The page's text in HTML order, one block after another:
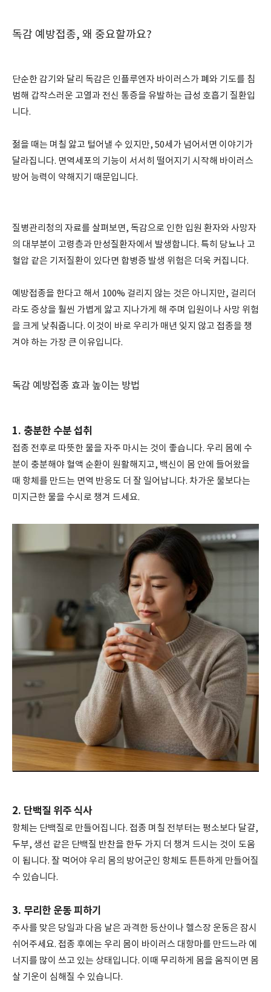
독감 예방접종, 왜 중요할까요?
단순한 감기와 달리 독감은 인플루엔자 바이러스가 폐와 기도를 침
범해 갑작스러운 고열과 전신 통증을 유발하는 급성 호흡기 질환입
니다.
젊을 때는 며칠 앓고 털어낼 수 있지만, 50세가 넘어서면 이야기가
달라집니다. 면역세포의 기능이 서서히 떨어지기 시작해 바이러스
방어 능력이 약해지기 때문입니다.
질병관리청의 자료를 살펴보면, 독감으로 인한 입원 환자와 사망자
의 대부분이 고령층과 만성질환자에서 발생합니다. 특히 당뇨나 고
혈압 같은 기저질환이 있다면 합병증 발생 위험은 더욱 커집니다.
예방접종을 한다고 해서 100% 걸리지 않는 것은 아니지만, 걸리더
라도 증상을 훨씬 가볍게 앓고 지나가게 해 주며 입원이나 사망 위험
을 크게 낮춰줍니다. 이것이 바로 우리가 매년 잊지 않고 접종을 챙
겨야 하는 가장 큰 이유입니다.
독감 예방접종 효과 높이는 방법
1. 충분한 수분 섭취
접종 전후로 따뜻한 물을 자주 마시는 것이 좋습니다. 우리 몸에 수
분이 충분해야 혈액 순환이 원활해지고, 백신이 몸 안에 들어왔을
때 항체를 만드는 면역 반응도 더 잘 일어납니다. 차가운 물보다는
미지근한 물을 수시로 챙겨 드세요.
2. 단백질 위주 식사
항체는 단백질로 만들어집니다. 접종 며칠 전부터는 평소보다 달걀,
두부, 생선 같은 단백질 반찬을 한두 가지 더 챙겨 드시는 것이 도움
이 됩니다. 잘 먹어야 우리 몸의 방어군인 항체도 튼튼하게 만들어질
수 있습니다.
3. 무리한 운동 피하기
주사를 맞은 당일과 다음 날은 과격한 등산이나 헬스장 운동은 잠시
쉬어주세요. 접종 후에는 우리 몸이 바이러스 대항마를 만드느라 에
너지를 많이 쓰고 있는 상태입니다. 이때 무리하게 몸을 움직이면 몸
살 기운이 심해질 수 있습니다.